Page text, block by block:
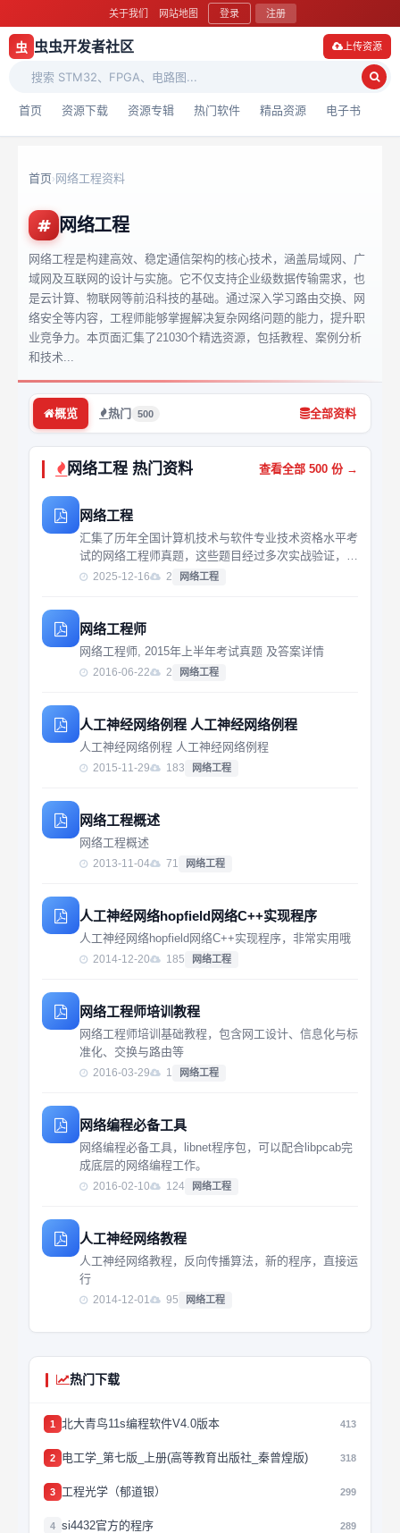
关于我们 网站地图 登录 注册
虫 虫虫开发者社区
首页 资源下载 资源专辑 热门软件 精品资源 电子书
上传资源
首页› 网络工程资料
网络工程
网络工程是构建高效、稳定通信架构的核心技术，涵盖局域网、广
域网及互联网的设计与实施。它不仅支持企业级数据传输需求，也
是云计算、物联网等前沿科技的基础。通过深入学习路由交换、网
络安全等内容，工程师能够掌握解决复杂网络问题的能力，提升职
业竞争力。本页面汇集了21030个精选资源，包括教程、案例分析
和技术...
概览 热门 500 全部资料
网络工程 热门资料 查看全部 500 份 →
网络工程
汇集了历年全国计算机技术与软件专业技术资格水平考
试的网络工程师真题，这些题目经过多次实战验证，能
够帮助你快速掌握关键知识点和应试技巧。适用于准备
2025-12-16 2 网络工程
网络工程师
网络工程师, 2015年上半年考试真题 及答案详情
2016-06-22 2 网络工程
人工神经网络例程 人工神经网络例程
人工神经网络例程 人工神经网络例程
2015-11-29 183 网络工程
网络工程概述
网络工程概述
2013-11-04 71 网络工程
人工神经网络hopfield网络C++实现程序
人工神经网络hopfield网络C++实现程序，非常实用哦
2014-12-20 185 网络工程
网络工程师培训教程
网络工程师培训基础教程，包含网工设计、信息化与标
准化、交换与路由等
2016-03-29 1 网络工程
网络编程必备工具
网络编程必备工具，libnet程序包，可以配合libpcab完
成底层的网络编程工作。
2016-02-10 124 网络工程
人工神经网络教程
人工神经网络教程，反向传播算法，新的程序，直接运
行
2014-12-01 95 网络工程
热门下载
1 北大青鸟11s编程软件V4.0版本 413
2 电工学_第七版_上册(高等教育出版社_秦曾煌版) 318
3 工程光学（郁道银） 299
4 si4432官方的程序 289